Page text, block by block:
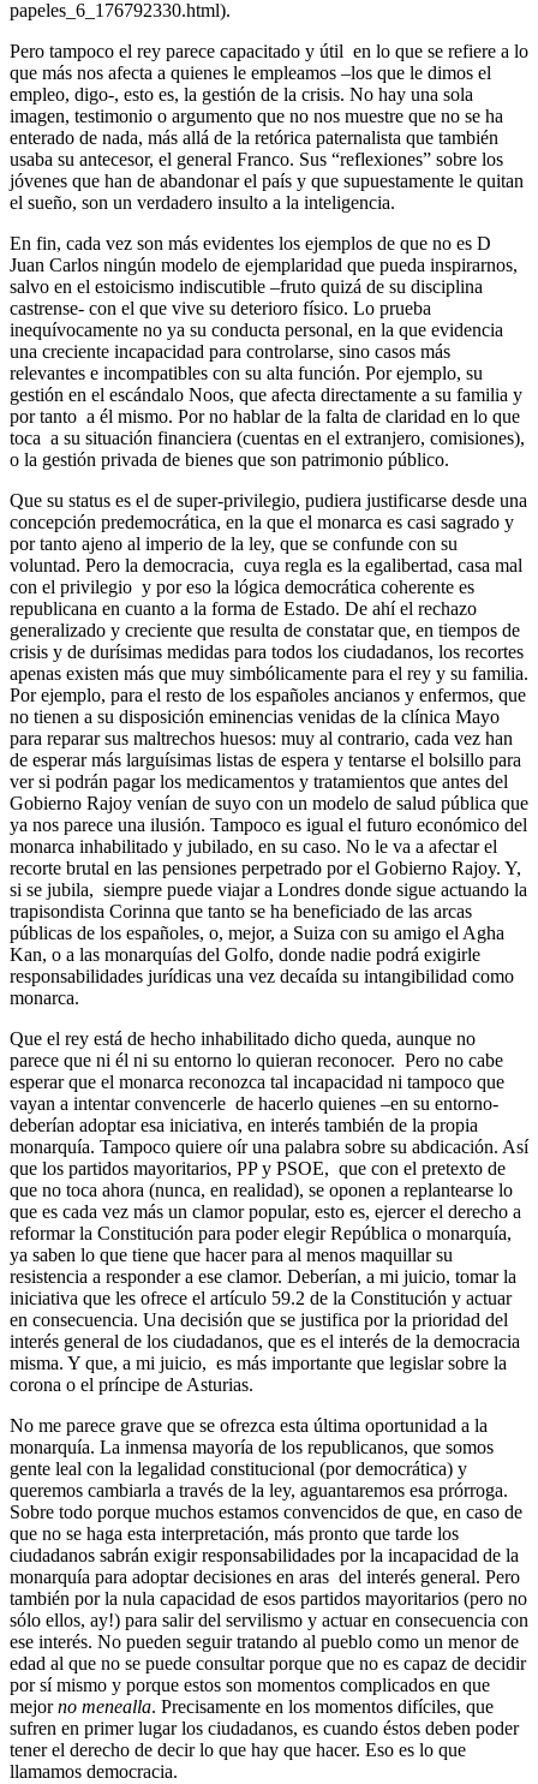
papeles_6_176792330.html).
Pero tampoco el rey parece capacitado y útil en lo que se refiere a lo
que más nos afecta a quienes le empleamos –los que le dimos el
empleo, digo-, esto es, la gestión de la crisis. No hay una sola
imagen, testimonio o argumento que no nos muestre que no se ha
enterado de nada, más allá de la retórica paternalista que también
usaba su antecesor, el general Franco. Sus “reflexiones” sobre los
jóvenes que han de abandonar el país y que supuestamente le quitan
el sueño, son un verdadero insulto a la inteligencia.
En fin, cada vez son más evidentes los ejemplos de que no es D
Juan Carlos ningún modelo de ejemplaridad que pueda inspirarnos,
salvo en el estoicismo indiscutible –fruto quizá de su disciplina
castrense- con el que vive su deterioro físico. Lo prueba
inequívocamente no ya su conducta personal, en la que evidencia
una creciente incapacidad para controlarse, sino casos más
relevantes e incompatibles con su alta función. Por ejemplo, su
gestión en el escándalo Noos, que afecta directamente a su familia y
por tanto a él mismo. Por no hablar de la falta de claridad en lo que
toca a su situación financiera (cuentas en el extranjero, comisiones),
o la gestión privada de bienes que son patrimonio público.
Que su status es el de super-privilegio, pudiera justificarse desde una
concepción predemocrática, en la que el monarca es casi sagrado y
por tanto ajeno al imperio de la ley, que se confunde con su
voluntad. Pero la democracia, cuya regla es la egalibertad, casa mal
con el privilegio y por eso la lógica democrática coherente es
republicana en cuanto a la forma de Estado. De ahí el rechazo
generalizado y creciente que resulta de constatar que, en tiempos de
crisis y de durísimas medidas para todos los ciudadanos, los recortes
apenas existen más que muy simbólicamente para el rey y su familia.
Por ejemplo, para el resto de los españoles ancianos y enfermos, que
no tienen a su disposición eminencias venidas de la clínica Mayo
para reparar sus maltrechos huesos: muy al contrario, cada vez han
de esperar más larguísimas listas de espera y tentarse el bolsillo para
ver si podrán pagar los medicamentos y tratamientos que antes del
Gobierno Rajoy venían de suyo con un modelo de salud pública que
ya nos parece una ilusión. Tampoco es igual el futuro económico del
monarca inhabilitado y jubilado, en su caso. No le va a afectar el
recorte brutal en las pensiones perpetrado por el Gobierno Rajoy. Y,
si se jubila, siempre puede viajar a Londres donde sigue actuando la
trapisondista Corinna que tanto se ha beneficiado de las arcas
públicas de los españoles, o, mejor, a Suiza con su amigo el Agha
Kan, o a las monarquías del Golfo, donde nadie podrá exigirle
responsabilidades jurídicas una vez decaída su intangibilidad como
monarca.
Que el rey está de hecho inhabilitado dicho queda, aunque no
parece que ni él ni su entorno lo quieran reconocer. Pero no cabe
esperar que el monarca reconozca tal incapacidad ni tampoco que
vayan a intentar convencerle de hacerlo quienes –en su entorno-
deberían adoptar esa iniciativa, en interés también de la propia
monarquía. Tampoco quiere oír una palabra sobre su abdicación. Así
que los partidos mayoritarios, PP y PSOE, que con el pretexto de
que no toca ahora (nunca, en realidad), se oponen a replantearse lo
que es cada vez más un clamor popular, esto es, ejercer el derecho a
reformar la Constitución para poder elegir República o monarquía,
ya saben lo que tiene que hacer para al menos maquillar su
resistencia a responder a ese clamor. Deberían, a mi juicio, tomar la
iniciativa que les ofrece el artículo 59.2 de la Constitución y actuar
en consecuencia. Una decisión que se justifica por la prioridad del
interés general de los ciudadanos, que es el interés de la democracia
misma. Y que, a mi juicio, es más importante que legislar sobre la
corona o el príncipe de Asturias.
No me parece grave que se ofrezca esta última oportunidad a la
monarquía. La inmensa mayoría de los republicanos, que somos
gente leal con la legalidad constitucional (por democrática) y
queremos cambiarla a través de la ley, aguantaremos esa prórroga.
Sobre todo porque muchos estamos convencidos de que, en caso de
que no se haga esta interpretación, más pronto que tarde los
ciudadanos sabrán exigir responsabilidades por la incapacidad de la
monarquía para adoptar decisiones en aras del interés general. Pero
también por la nula capacidad de esos partidos mayoritarios (pero no
sólo ellos, ay!) para salir del servilismo y actuar en consecuencia con
ese interés. No pueden seguir tratando al pueblo como un menor de
edad al que no se puede consultar porque que no es capaz de decidir
por sí mismo y porque estos son momentos complicados en que
mejorno menealla. Precisamente en los momentos difíciles, que
sufren en primer lugar los ciudadanos, es cuando éstos deben poder
tener el derecho de decir lo que hay que hacer. Eso es lo que
llamamos democracia.